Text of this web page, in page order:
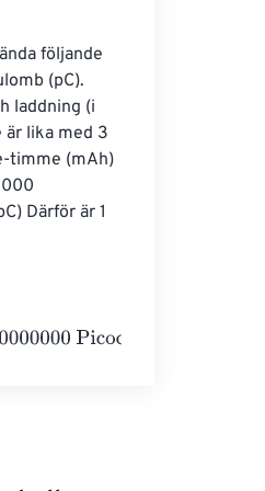
följande
(pC).
laddning (i
är lika med 3
timme (mAh)
Därför är 1